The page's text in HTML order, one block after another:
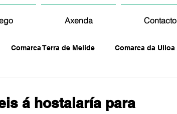
Axenda Contacto
Comarca Terra de Melide Comarca da Ulloa
á hostalaría para